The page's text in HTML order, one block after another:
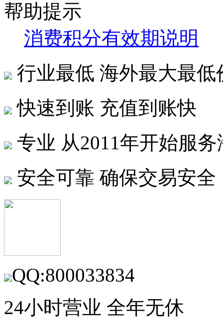
帮助提示
消费积分有效期说明
行业最低 海外最大最低
快速到账 充值到账快
专业 从2011年开始服
安全可靠 确保交易安全
QQ:800033834
24小时营业 全年无休